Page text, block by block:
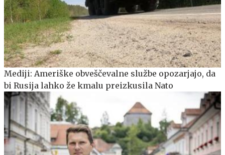
Mediji: Ameriške obveščevalne službe opozarjajo, da
bi Rusija lahko že kmalu preizkusila Nato